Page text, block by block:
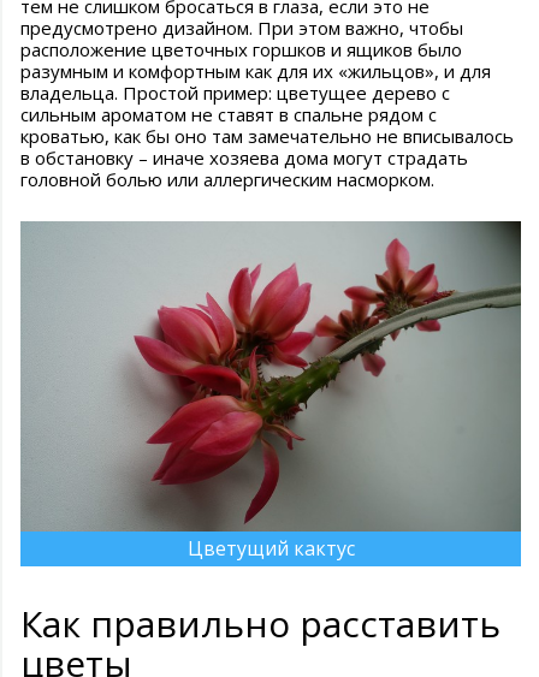
тем не слишком бросаться в глаза, если это не
предусмотрено дизайном. При этом важно, чтобы
расположение цветочных горшков и ящиков было
разумным и комфортным как для их «жильцов», и для
владельца. Простой пример: цветущее дерево с
сильным ароматом не ставят в спальне рядом с
кроватью, как бы оно там замечательно не вписывалось
в обстановку – иначе хозяева дома могут страдать
головной болью или аллергическим насморком.
Цветущий кактус
Как правильно расставить
цветы